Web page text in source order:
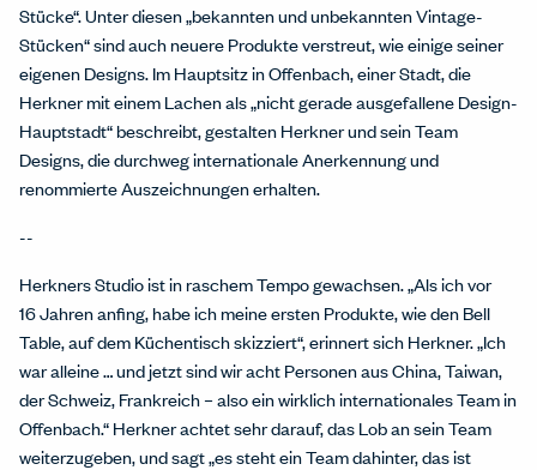
Stücke“. Unter diesen „bekannten und unbekannten Vintage-
Stücken“ sind auch neuere Produkte verstreut, wie einige seiner
eigenen Designs. Im Hauptsitz in Offenbach, einer Stadt, die
Herkner mit einem Lachen als „nicht gerade ausgefallene Design-
Hauptstadt“ beschreibt, gestalten Herkner und sein Team
Designs, die durchweg internationale Anerkennung und
renommierte Auszeichnungen erhalten.
--
Herkners Studio ist in raschem Tempo gewachsen. „Als ich vor
16 Jahren anfing, habe ich meine ersten Produkte, wie den Bell
Table, auf dem Küchentisch skizziert“, erinnert sich Herkner. „Ich
war alleine … und jetzt sind wir acht Personen aus China, Taiwan,
der Schweiz, Frankreich – also ein wirklich internationales Team in
Offenbach.“ Herkner achtet sehr darauf, das Lob an sein Team
weiterzugeben‚ und sagt „es steht ein Team dahinter, das ist